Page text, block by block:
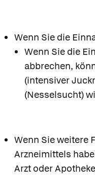
Wenn Sie die
Wenn Sie die
abbrechen,
(intensiver
(Nesselsucht)
Wenn Sie weitere
Arzneimittels
Arzt oder